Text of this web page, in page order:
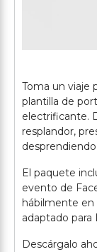
Toma un viaje
plantilla de
electrificante.
resplandor,
El paquete
evento de
hábilmente en
adaptado para
Descárgalo